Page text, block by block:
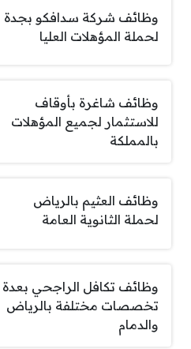
وظائف شركة سدافكو بجدة
لحملة المؤهلات العليا
وظائف شاغرة بأوقاف
للاستثمار لجميع المؤهلات
بالمملكة
وظائف العثيم بالرياض
لحملة الثانوية العامة
وظائف تكافل الراجحي بعدة
تخصصات مختلفة بالرياض
والدمام